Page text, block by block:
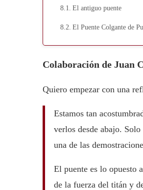
El antiguo puente
El Puente Colgante de
Colaboración de Juan
Quiero empezar con una
Estamos tan
verlos desde abajo.
una de las
El puente es lo opuesto
de la fuerza del titán y